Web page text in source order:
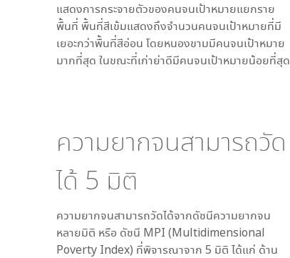
แสดงการกระจายตัวของคนจนเป้าหมายแยกราย
พื้นที่ พื้นที่สีเข้มแสดงถึงจำนวนคนจนเป้าหมายที่มี
เยอะกว่าพื้นที่สีอ่อน โดยหนองขามมีคนจนเป้าหมาย
มากที่สุด ในขณะที่เก่าย่าดีมีคนจนเป้าหมายน้อยที่สุด
ความยากจนสามารถวัด
ได้ 5 มิติ
ความยากจนสามารถวัดได้จากดัชนีความยากจน
หลายมิติ หรือ ดัชนี MPI (Multidimensional
Poverty Index) ที่พิจารณาจาก 5 มิติ ได้แก่ ด้าน